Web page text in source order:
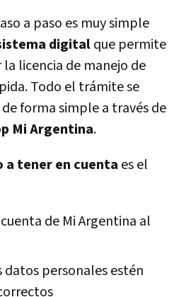
a paso es muy simple
digitalque permite
licencia de manejo de
Todo el trámite se
forma simple a través de
Mi Argentina.
tener en cuenta es el
de Mi Argentina al
datos personales estén